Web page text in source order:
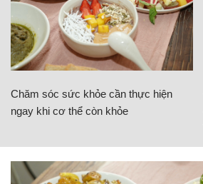
Chăm sóc sức khỏe cần thực hiện
ngay khi cơ thể còn khỏe